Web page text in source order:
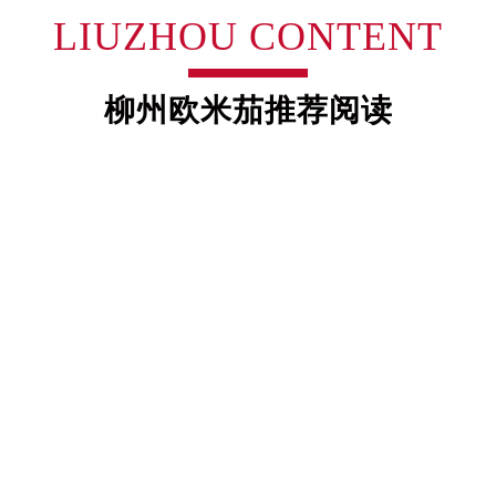
街售后服务中心（需提前预约）
售后服务中心（需提前预约）
街售后服务中心（需提前预约）
大街售后服务中心（需提前预约）
心（需提前预约）
交汇处售后服务中心（需提前预约）
路交叉口售后服务中心（需提前预约）
LIUZHOU CONTENT
柳州欧米茄推荐阅读